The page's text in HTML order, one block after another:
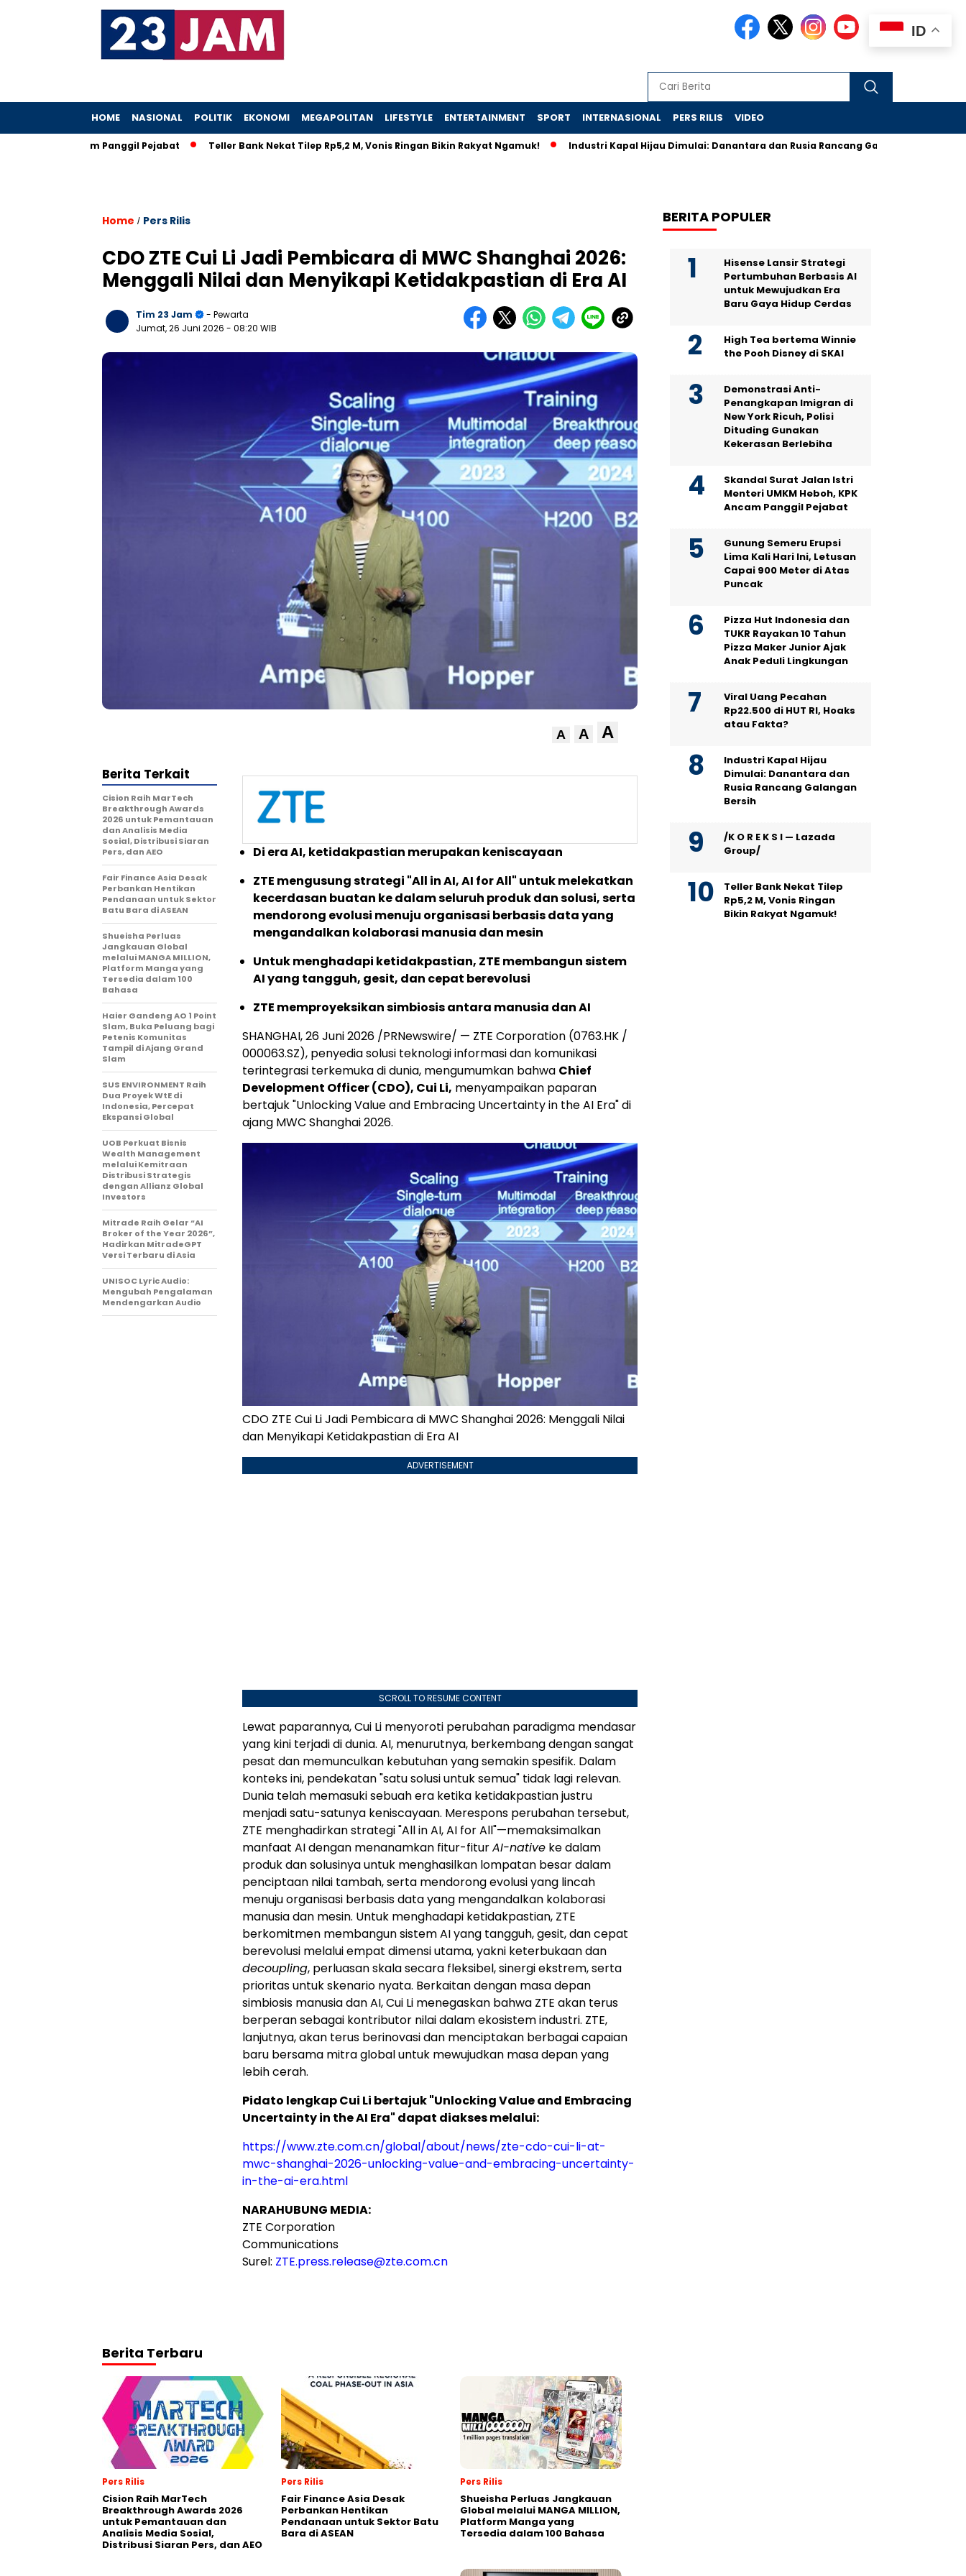
HOME NASIONAL POLITIK EKONOMI MEGAPOLITAN LIFESTYLE ENTERTAINMENT SPORT INTERNASIONAL PERS RILIS VIDEO
Ancam Panggil Pejabat Teller Bank Nekat Tilep Rp5,2 M, Vonis Ringan Bikin Rakyat Ngamuk! Industri Kapal Hijau Dimulai: Danantara dan Rusia Rancang Galangan Bersih
Home / Pers Rilis
CDO ZTE Cui Li Jadi Pembicara di MWC Shanghai 2026:
Menggali Nilai dan Menyikapi Ketidakpastian di Era AI
Tim 23 Jam
- Pewarta
Jumat, 26 Juni 2026 - 08:20 WIB
A A A
Di era AI, ketidakpastian merupakan keniscayaan
ZTE mengusung strategi "All in AI, AI for All" untuk melekatkan
kecerdasan buatan ke dalam seluruh produk dan solusi, serta
mendorong evolusi menuju organisasi berbasis data yang
mengandalkan kolaborasi manusia dan mesin
Untuk menghadapi ketidakpastian, ZTE membangun sistem
AI yang tangguh, gesit, dan cepat berevolusi
ZTE memproyeksikan simbiosis antara manusia dan AI
SHANGHAI, 26 Juni 2026 /PRNewswire/ — ZTE Corporation (0763.HK /
000063.SZ), penyedia solusi teknologi informasi dan komunikasi
terintegrasi terkemuka di dunia, mengumumkan bahwa Chief
Development Officer (CDO), Cui Li, menyampaikan paparan
bertajuk "Unlocking Value and Embracing Uncertainty in the AI Era" di
ajang MWC Shanghai 2026.
CDO ZTE Cui Li Jadi Pembicara di MWC Shanghai 2026: Menggali Nilai
dan Menyikapi Ketidakpastian di Era AI
ADVERTISEMENT
SCROLL TO RESUME CONTENT
Lewat paparannya, Cui Li menyoroti perubahan paradigma mendasar
yang kini terjadi di dunia. AI, menurutnya, berkembang dengan sangat
pesat dan memunculkan kebutuhan yang semakin spesifik. Dalam
konteks ini, pendekatan "satu solusi untuk semua" tidak lagi relevan.
Dunia telah memasuki sebuah era ketika ketidakpastian justru
menjadi satu-satunya keniscayaan. Merespons perubahan tersebut,
ZTE menghadirkan strategi "All in AI, AI for All"—memaksimalkan
manfaat AI dengan menanamkan fitur-fiturAI-native ke dalam
produk dan solusinya untuk menghasilkan lompatan besar dalam
penciptaan nilai tambah, serta mendorong evolusi yang lincah
menuju organisasi berbasis data yang mengandalkan kolaborasi
manusia dan mesin. Untuk menghadapi ketidakpastian, ZTE
berkomitmen membangun sistem AI yang tangguh, gesit, dan cepat
berevolusi melalui empat dimensi utama, yakni keterbukaan dan
decoupling, perluasan skala secara fleksibel, sinergi ekstrem, serta
prioritas untuk skenario nyata. Berkaitan dengan masa depan
simbiosis manusia dan AI, Cui Li menegaskan bahwa ZTE akan terus
berperan sebagai kontributor nilai dalam ekosistem industri. ZTE,
lanjutnya, akan terus berinovasi dan menciptakan berbagai capaian
baru bersama mitra global untuk mewujudkan masa depan yang
lebih cerah.
Pidato lengkap Cui Li bertajuk "Unlocking Value and Embracing
Uncertainty in the AI Era" dapat diakses melalui:
https://www.zte.com.cn/global/about/news/zte-cdo-cui-li-at-
mwc-shanghai-2026-unlocking-value-and-embracing-uncertainty-
in-the-ai-era.html
NARAHUBUNG MEDIA:
ZTE Corporation
Communications
Surel: ZTE.press.release@zte.com.cn
Berita Terkait
Cision Raih MarTech
Breakthrough Awards
2026 untuk Pemantauan
dan Analisis Media
Sosial, Distribusi Siaran
Pers, dan AEO
Fair Finance Asia Desak
Perbankan Hentikan
Pendanaan untuk Sektor
Batu Bara di ASEAN
Shueisha Perluas
Jangkauan Global
melalui MANGA MILLION,
Platform Manga yang
Tersedia dalam 100
Bahasa
Haier Gandeng AO 1 Point
Slam, Buka Peluang bagi
Petenis Komunitas
Tampil di Ajang Grand
Slam
SUS ENVIRONMENT Raih
Dua Proyek WtE di
Indonesia, Percepat
Ekspansi Global
UOB Perkuat Bisnis
Wealth Management
melalui Kemitraan
Distribusi Strategis
dengan Allianz Global
Investors
Mitrade Raih Gelar “AI
Broker of the Year 2026”,
Hadirkan MitradeGPT
Versi Terbaru di Asia
UNISOC Lyric Audio:
Mengubah Pengalaman
Mendengarkan Audio
Berita Terbaru
Pers Rilis
Cision Raih MarTech
Breakthrough Awards 2026
untuk Pemantauan dan
Analisis Media Sosial,
Distribusi Siaran Pers, dan AEO
Pers Rilis
Fair Finance Asia Desak
Perbankan Hentikan
Pendanaan untuk Sektor Batu
Bara di ASEAN
Pers Rilis
Shueisha Perluas Jangkauan
Global melalui MANGA MILLION,
Platform Manga yang
Tersedia dalam 100 Bahasa
BERITA POPULER
Hisense Lansir Strategi
Pertumbuhan Berbasis AI
untuk Mewujudkan Era
Baru Gaya Hidup Cerdas
High Tea bertema Winnie
the Pooh Disney di SKAI
Demonstrasi Anti-
Penangkapan Imigran di
New York Ricuh, Polisi
Dituding Gunakan
Kekerasan Berlebiha
Skandal Surat Jalan Istri
Menteri UMKM Heboh, KPK
Ancam Panggil Pejabat
Gunung Semeru Erupsi
Lima Kali Hari Ini, Letusan
Capai 900 Meter di Atas
Puncak
Pizza Hut Indonesia dan
TUKR Rayakan 10 Tahun
Pizza Maker Junior Ajak
Anak Peduli Lingkungan
Viral Uang Pecahan
Rp22.500 di HUT RI, Hoaks
atau Fakta?
Industri Kapal Hijau
Dimulai: Danantara dan
Rusia Rancang Galangan
Bersih
/K O R E K S I — Lazada
Group/
Teller Bank Nekat Tilep
Rp5,2 M, Vonis Ringan
Bikin Rakyat Ngamuk!
ID